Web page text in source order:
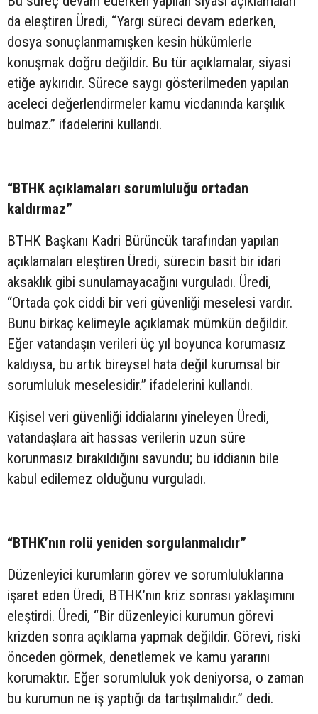
da eleştiren Üredi, “Yargı süreci devam ederken,
dosya sonuçlanmamışken kesin hükümlerle
konuşmak doğru değildir. Bu tür açıklamalar, siyasi
etiğe aykırıdır. Sürece saygı gösterilmeden yapılan
aceleci değerlendirmeler kamu vicdanında karşılık
bulmaz.” ifadelerini kullandı.
“BTHK açıklamaları sorumluluğu ortadan
kaldırmaz”
BTHK Başkanı Kadri Bürüncük tarafından yapılan
açıklamaları eleştiren Üredi, sürecin basit bir idari
aksaklık gibi sunulamayacağını vurguladı. Üredi,
“Ortada çok ciddi bir veri güvenliği meselesi vardır.
Bunu birkaç kelimeyle açıklamak mümkün değildir.
Eğer vatandaşın verileri üç yıl boyunca korumasız
kaldıysa, bu artık bireysel hata değil kurumsal bir
sorumluluk meselesidir.” ifadelerini kullandı.
Kişisel veri güvenliği iddialarını yineleyen Üredi,
vatandaşlara ait hassas verilerin uzun süre
korunmasız bırakıldığını savundu; bu iddianın bile
kabul edilemez olduğunu vurguladı.
“BTHK’nın rolü yeniden sorgulanmalıdır”
Düzenleyici kurumların görev ve sorumluluklarına
işaret eden Üredi, BTHK’nın kriz sonrası yaklaşımını
eleştirdi. Üredi, “Bir düzenleyici kurumun görevi
krizden sonra açıklama yapmak değildir. Görevi, riski
önceden görmek, denetlemek ve kamu yararını
korumaktır. Eğer sorumluluk yok deniyorsa, o zaman
bu kurumun ne iş yaptığı da tartışılmalıdır.” dedi.